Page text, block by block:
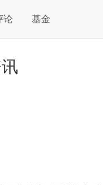
论 基金